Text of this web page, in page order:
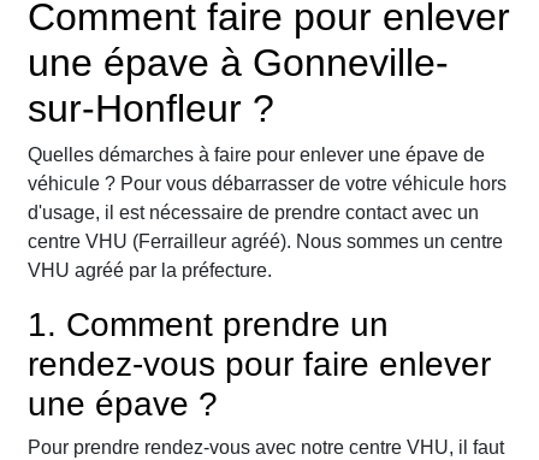
Comment faire pour enlever
une épave à Gonneville-
sur-Honfleur ?
Quelles démarches à faire pour enlever une épave de
véhicule ? Pour vous débarrasser de votre véhicule hors
d'usage, il est nécessaire de prendre contact avec un
centre VHU (Ferrailleur agréé). Nous sommes un centre
VHU agréé par la préfecture.
1. Comment prendre un
rendez-vous pour faire enlever
une épave ?
Pour prendre rendez-vous avec notre centre VHU, il faut